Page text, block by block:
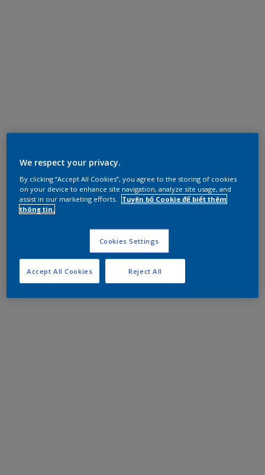
We respect your privacy.
By clicking “Accept All Cookies”, you agree to the storing of cookies
on your device to enhance site navigation, analyze site usage, and
assist in our marketing efforts.
Tuyên bố Cookie để biết thêm
thông tin.
Cookies Settings
Reject All
Accept All Cookies